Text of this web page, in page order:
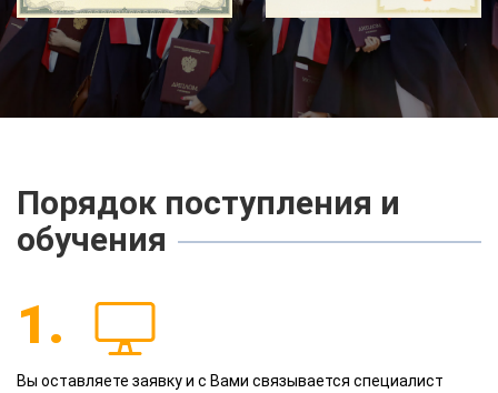
Порядок поступления и
обучения
1.
Вы оставляете заявку и с Вами связывается специалист